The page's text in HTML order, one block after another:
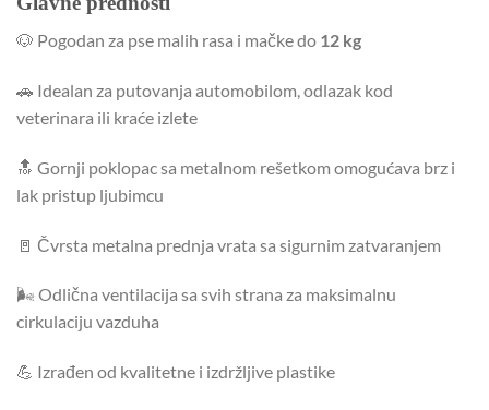
🐶 Pogodan za pse malih rasa i mačke do 12 kg
🚗 Idealan za putovanja automobilom, odlazak kod
veterinara ili kraće izlete
🔝 Gornji poklopac sa metalnom rešetkom omogućava brz i
lak pristup ljubimcu
🚪 Čvrsta metalna prednja vrata sa sigurnim zatvaranjem
🌬️ Odlična ventilacija sa svih strana za maksimalnu
cirkulaciju vazduha
💪 Izrađen od kvalitetne i izdržljive plastike